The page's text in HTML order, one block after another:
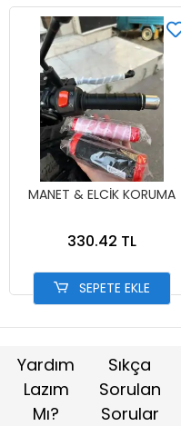
MANET & ELCİK KORUMA
330.42 TL
SEPETE EKLE
Yardım
Lazım
Mı?
Sıkça
Sorulan
Sorular